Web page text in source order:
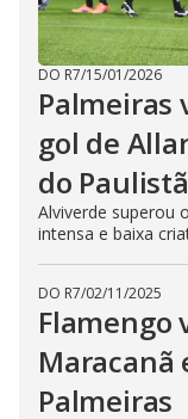
DO R7/15/01/2026
Palmeiras
gol de
do
Alviverde superou
intensa e baixa
DO R7/02/11/2025
Flamengo
Maracanã
Palmeiras